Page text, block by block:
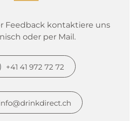
Feedback kontaktiere uns
oder per Mail.
+41 41 972 72 72